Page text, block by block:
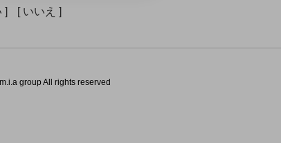
]
[ いいえ ]
group All rights reserved